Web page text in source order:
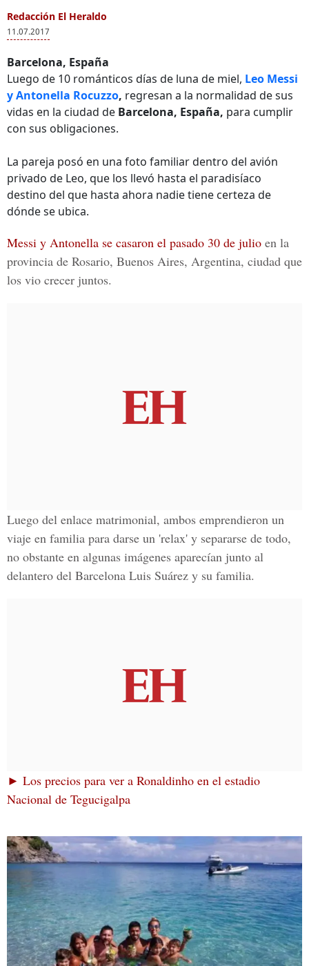
Redacción El Heraldo
11.07.2017
Barcelona, España
Luego de 10 románticos días de luna de miel, Leo Messi
y Antonella Rocuzzo, regresan a la normalidad de sus
vidas en la ciudad de Barcelona, España, para cumplir
con sus obligaciones.
La pareja posó en una foto familiar dentro del avión
privado de Leo, que los llevó hasta el paradisíaco
destino del que hasta ahora nadie tiene certeza de
dónde se ubica.
Messi y Antonella se casaron el pasado 30 de julio en la
provincia de Rosario, Buenos Aires, Argentina, ciudad que
los vio crecer juntos.
Luego del enlace matrimonial, ambos emprendieron un
viaje en familia para darse un 'relax' y separarse de todo,
no obstante en algunas imágenes aparecían junto al
delantero del Barcelona Luis Suárez y su familia.
► Los precios para ver a Ronaldinho en el estadio
Nacional de Tegucigalpa